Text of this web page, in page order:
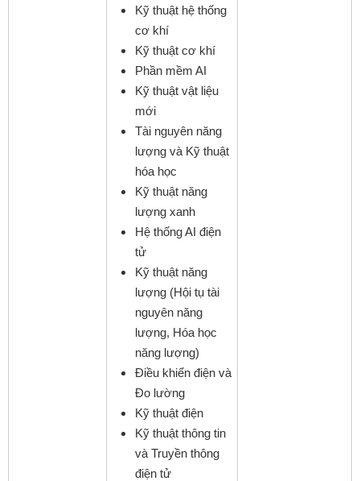
Kỹ thuật hệ thống
cơ khí
Kỹ thuật cơ khí
Phần mềm AI
Kỹ thuật vật liệu
mới
Tài nguyên năng
lượng và Kỹ thuật
hóa học
Kỹ thuật năng
lượng xanh
Hệ thống AI điện
tử
Kỹ thuật năng
lượng (Hội tụ tài
nguyên năng
lượng, Hóa học
năng lượng)
Điều khiển điện và
Đo lường
Kỹ thuật điện
Kỹ thuật thông tin
và Truyền thông
điện tử